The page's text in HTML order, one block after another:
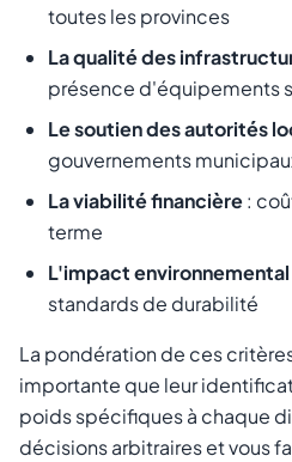
toutes les provinces
La qualité des
présence d'équipements
Le soutien des autorités
gouvernements
La viabilité financière:
terme
L'impact environnemental
standards de durabilité
La pondération de ces
importante que leur
poids spécifiques à chaque
décisions arbitraires et vous